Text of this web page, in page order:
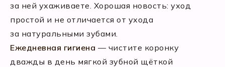
за ней ухаживаете. Хорошая новость: уход
простой и не отличается от ухода
за натуральными зубами.
Ежедневная гигиена — чистите коронку
дважды в день мягкой зубной щёткой